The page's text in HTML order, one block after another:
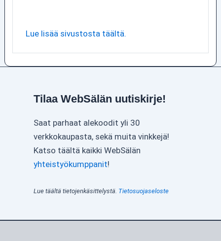
Lue lisää sivustosta täältä.
Tilaa WebSälän uutiskirje!
Saat parhaat alekoodit yli 30
verkkokaupasta, sekä muita vinkkejä!
Katso täältä kaikki WebSälän
yhteistyökumppanit!
Lue täältä tietojenkäsittelystä. Tietosuojaseloste